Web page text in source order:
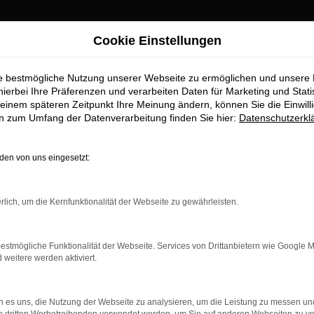
Top-Angebote
Sie im Autohaus Stiglmayr
für exzellente Audi A5 Fahrzeuge für Nürnberg und
Standards in Sachen Qualität und Leistung erfüllen. Wir
Audi A5 Flotte und warum Autohaus Stiglmayr
Network Error
ist ein Fehler aufgetreten.
Cookie Einstellungen
bestmögliche Nutzung unserer Webseite zu ermöglichen und unsere
Ihre Präferenzen und verarbeiten Daten für Marketing und
späteren Zeitpunkt Ihre Meinung ändern, können Sie die
zum Umfang der Datenverarbeitung finden Sie hier:
von uns eingesetzt:
um die Kernfunktionalität der Webseite zu gewährleisten.
Funktionalität der Webseite. Services von Drittanbietern wie Google
weitere werden aktiviert.
es uns, die Nutzung der Webseite zu analysieren, um die Leistung zu messen